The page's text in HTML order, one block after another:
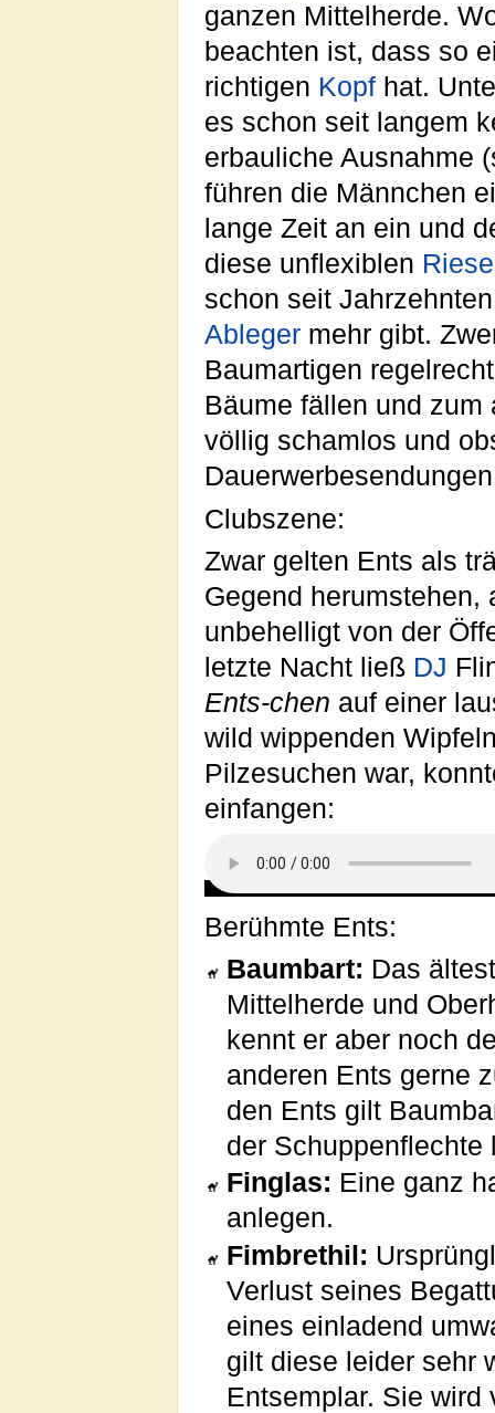
ganzen Mittelherde.
beachten ist, dass so
richtigen Kopf hat.
es schon seit langem
erbauliche Ausnahme
führen die Männchen
lange Zeit an ein und
diese unflexiblen
schon seit
Ableger mehr gibt.
Baumartigen
Bäume fällen und
völlig schamlos und
Clubszene:
Zwar gelten Ents als
Gegend herumstehen,
unbehelligt von der
letzte Nacht ließ DJ
Ents-chen auf einer
wild wippenden
Pilzesuchen war,
einfangen:
Berühmte Ents:
Baumbart: Das
Mittelherde und
kennt er aber noch
anderen Ents gerne
den Ents gilt
der Schuppenflechte
Finglas: Eine ganz
anlegen.
Fimbrethil:
Verlust seines
eines einladend
gilt diese leider sehr
Entsemplar. Sie